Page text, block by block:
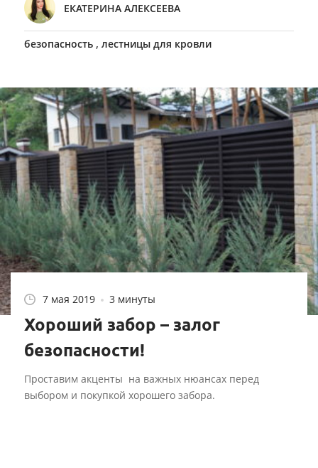
ЕКАТЕРИНА АЛЕКСЕЕВА
безопасность , лестницы для кровли
7 мая 2019 3 минуты
Хороший забор – залог
безопасности!
Проставим акценты на важных нюансах перед
выбором и покупкой хорошего забора.